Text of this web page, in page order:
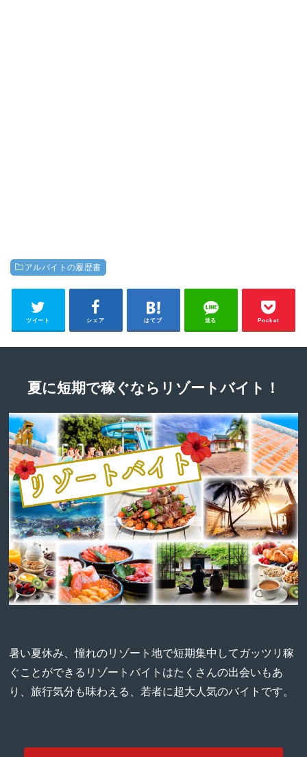
アルバイトの履歴書
ツイート シェア はてブ 送る Pocket
夏に短期で稼ぐならリゾートバイト！
暑い夏休み、憧れのリゾート地で短期集中してガッツリ稼
ぐことができるリゾートバイトはたくさんの出会いもあ
り、旅行気分も味わえる、若者に超大人気のバイトです。